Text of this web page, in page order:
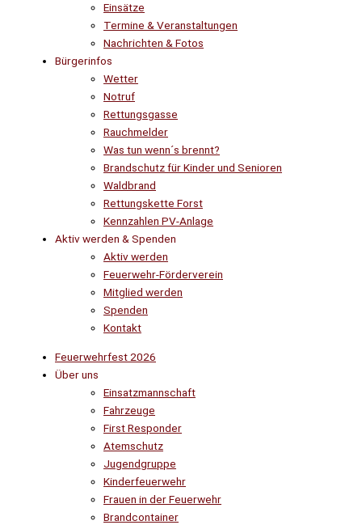
Einsätze
Termine & Veranstaltungen
Nachrichten & Fotos
Bürgerinfos
Wetter
Notruf
Rettungsgasse
Rauchmelder
Was tun wenn´s brennt?
Brandschutz für Kinder und Senioren
Waldbrand
Rettungskette Forst
Kennzahlen PV-Anlage
Aktiv werden & Spenden
Aktiv werden
Feuerwehr-Förderverein
Mitglied werden
Spenden
Kontakt
Feuerwehrfest 2026
Über uns
Einsatzmannschaft
Fahrzeuge
First Responder
Atemschutz
Jugendgruppe
Kinderfeuerwehr
Frauen in der Feuerwehr
Brandcontainer